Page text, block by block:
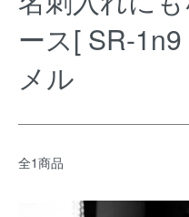
ース[ SR-
メル
全1商品